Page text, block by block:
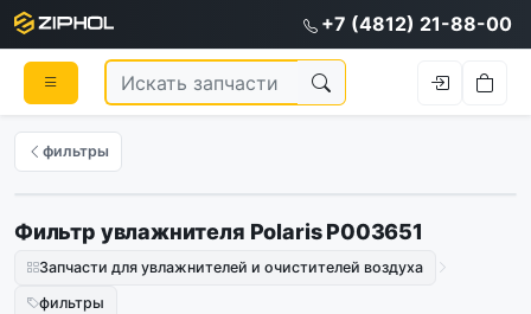
+7 (4812) 21-88-00
фильтры
Фильтр увлажнителя Polaris P003651
Запчасти для увлажнителей и очистителей воздуха
фильтры